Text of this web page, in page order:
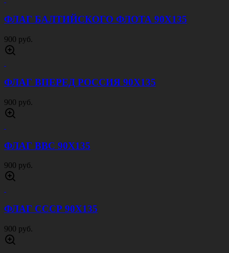
ФЛАГ БАЛТИЙСКОГО ФЛОТА 90Х135
900 руб.
ФЛАГ ВПЕРЕД РОССИЯ 90Х135
900 руб.
ФЛАГ ВВС 90Х135
900 руб.
ФЛАГ СССР 90Х135
900 руб.